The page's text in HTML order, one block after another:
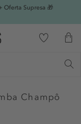
Oferta Supresa 🎁
Champô